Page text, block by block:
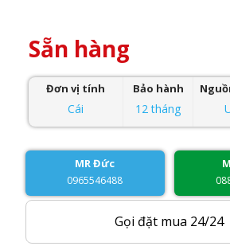
Sẵn hàng
Đơn vị tính
Cái
Bảo hành
12 tháng
MR Đức
0965546488
Gọi đặt mua 24/24